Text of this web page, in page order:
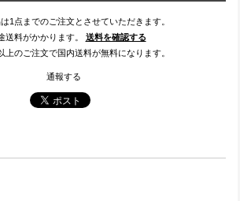
1点までのご注文とさせていただきます。
送料がかかります。
送料を確認する
上のご注文で国内送料が無料になります。
通報する